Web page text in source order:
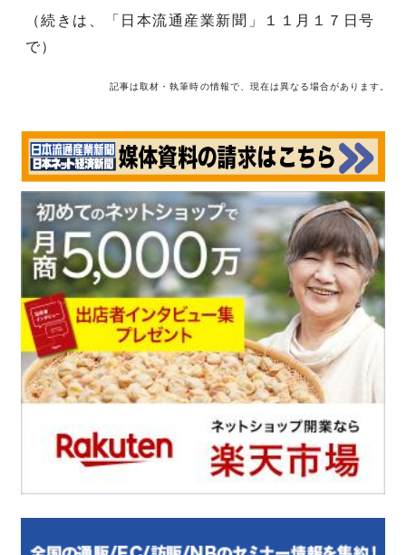
（続きは、「日本流通産業新聞」１１月１７日号
で）
記事は取材・執筆時の情報で、現在は異なる場合があります。